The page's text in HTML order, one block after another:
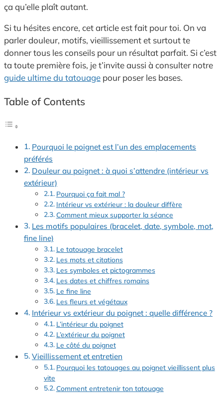
ça qu’elle plaît autant.
Si tu hésites encore, cet article est fait pour toi. On va
parler douleur, motifs, vieillissement et surtout te
donner tous les conseils pour un résultat parfait. Si c’est
ta toute première fois, je t’invite aussi à consulter notre
guide ultime du tatouage pour poser les bases.
Table of Contents
Pourquoi le poignet est l’un des emplacements
préférés
Douleur au poignet : à quoi s’attendre (intérieur vs
extérieur)
Pourquoi ça fait mal ?
Intérieur vs extérieur : la douleur diffère
Comment mieux supporter la séance
Les motifs populaires (bracelet, date, symbole, mot,
fine line)
Le tatouage bracelet
Les mots et citations
Les symboles et pictogrammes
Les dates et chiffres romains
Le fine line
Les fleurs et végétaux
Intérieur vs extérieur du poignet : quelle différence ?
L’intérieur du poignet
L’extérieur du poignet
Le côté du poignet
Vieillissement et entretien
Pourquoi les tatouages au poignet vieillissent plus
vite
Comment entretenir ton tatouage